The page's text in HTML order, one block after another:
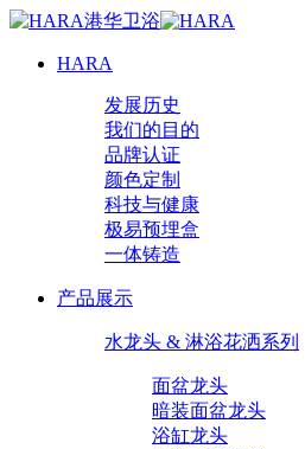
HARA
发展历史
我们的目的
品牌认证
颜色定制
科技与健康
极易预埋盒
一体铸造
产品展示
水龙头 & 淋浴花洒系列
面盆龙头
暗装面盆龙头
浴缸龙头